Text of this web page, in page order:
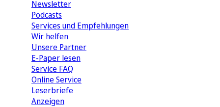
Newsletter
Podcasts
Services und Empfehlungen
Wir helfen
Unsere Partner
E-Paper lesen
Service FAQ
Online Service
Leserbriefe
Anzeigen